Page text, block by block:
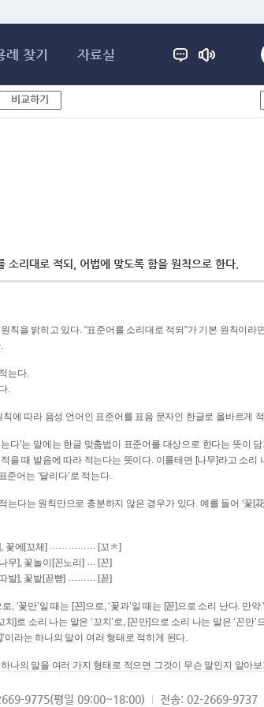
례 찾기 자료실
비교하기
소리대로 적되, 어법에 맞도록 함을 원칙으로 한다.
칙을 밝히고 있다. “표준어를 소리대로 적되”가 기본 원칙이라
는다.
.
에 따라 음성 언어인 표준어를 표음 문자인 한글로 올바르게
다’는 말에는 한글 맞춤법이 표준어를 대상으로 한다는 뜻이 담
다는 뜻이다. 이를테면 [나무]라고 소리 나는 표준어는 ‘나무’로 적
준어는 ‘달리다’로 적는다.
는다는 원칙만으로 충분하지 않은 경우가 있다. 예를 들어 ‘꽃[
꽃에[꼬체] …………… [꼬ㅊ]
무], 꽃놀이[꼰노리] … [꼰]
발], 꽃밭[꼳빧] ……… [꼳]
로, ‘꽃만’일 때는 [꼰]으로, ‘꽃과’일 때는 [꼳]으로 소리 난다. 만
, [꼰만]으로 소리 나는 말은 ‘꼰만’으로, [꼳꽈]로 소리 나는 말
]’이라는 하나의 말이 여러 형태로 적히게 된다.
나의 말을 여러 가지 형태로 적으면 그것이 무슨 말인지 알아
는 데 효과적이다.
9775(평일 09:00~18:00) 전송: 02-2669-9737